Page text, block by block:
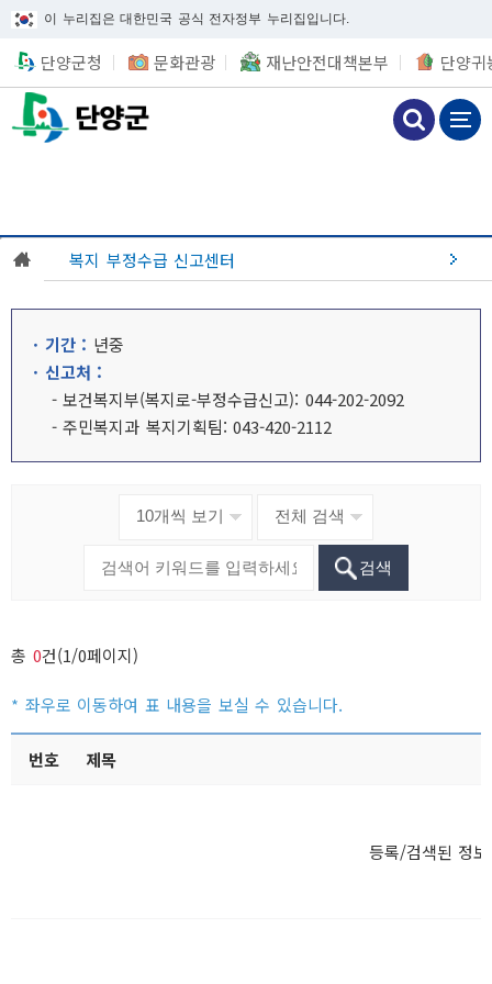
이 누리집은 대한민국 공식 전자정부 누리집입니다.
단양군청 문화관광 재난안전대책본부 단양귀
복지 부정수급 신고센터
· 기간 : 년중
· 신고처 :
- 보건복지부(복지로-부정수급신고): 044-202-2092
- 주민복지과 복지기획팀: 043-420-2112
검색
총 0건(1/0페이지)
번호 제목
등록/검색된 정